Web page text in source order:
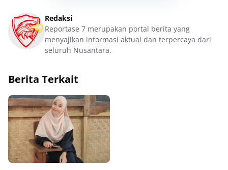
Redaksi
Reportase 7 merupakan portal berita yang
menyajikan informasi aktual dan terpercaya dari
seluruh Nusantara.
Berita Terkait